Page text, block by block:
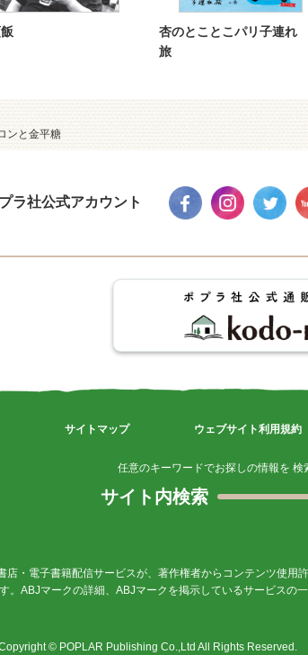
杏のとことこパリ子連れ
旅
ンと金平糖
ラ社公式アカウント
サイトマップ ウェブサイト利用規約
任意のキーワードでお探しの情報を 検
サイト内検索
店・電子書籍配信サービスが、著作権者からコンテンツ使
。ABJマークの詳細、ABJマークを掲示しているサービスの
© POPLAR Publishing Co.,Ltd All Rights Reserved.